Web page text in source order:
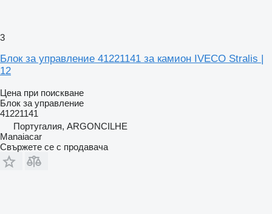
3
Блок за управление 41221141 за камион IVECO Stralis |
12
Цена при поискване
Блок за управление
41221141
Португалия, ARGONCILHE
Manaiacar
Свържете се с продавача